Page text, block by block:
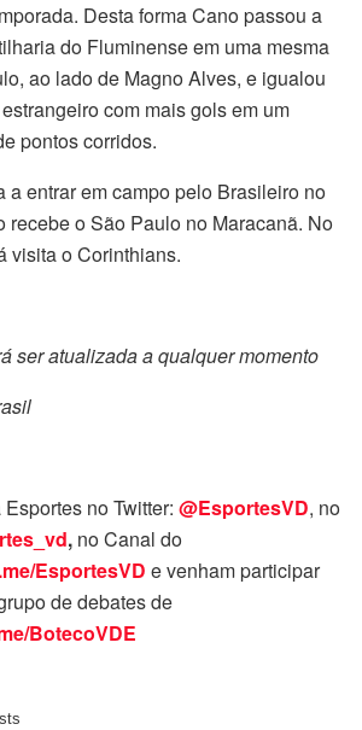
Desta forma Cano passou a
do Fluminense em uma mesma
ao lado de Magno Alves, e igualou
com mais gols em um
pontos corridos.
a entrar em campo pelo Brasileiro no
recebe o São Paulo no Maracanã. No
visita o Corinthians.
ser atualizada a qualquer momento
no Twitter: @EsportesVD, no
, no Canal do
EsportesVD e venham participar
de debates de
BotecoVDE